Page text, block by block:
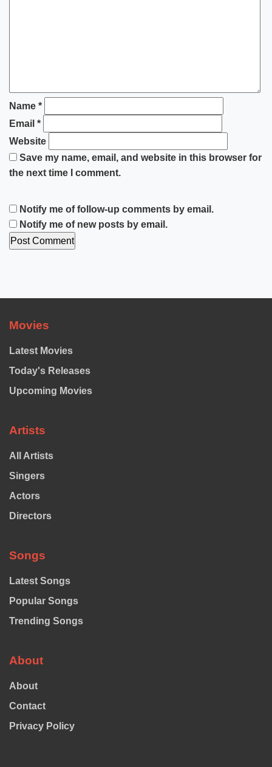
Name *
Email *
Website
Save my name, email, and website in this browser for
the next time I comment.
Notify me of follow-up comments by email.
Notify me of new posts by email.
Movies
Latest Movies
Today's Releases
Upcoming Movies
Artists
All Artists
Singers
Actors
Directors
Songs
Latest Songs
Popular Songs
Trending Songs
About
About
Contact
Privacy Policy